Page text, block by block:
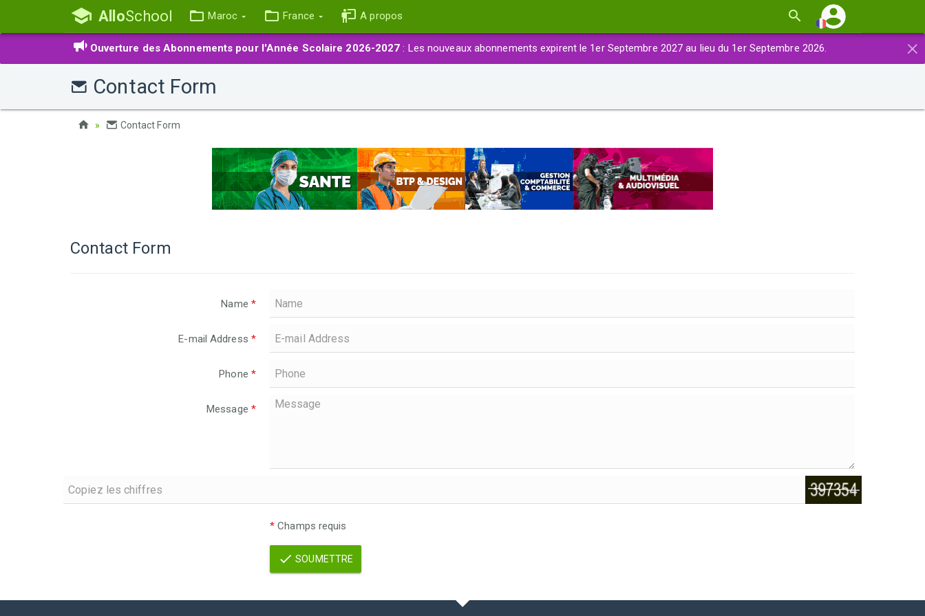
AlloSchool Maroc France A propos
×
Ouverture des Abonnements pour l'Année Scolaire 2026-2027 : Les nouveaux abonnements expirent le 1er Septembre 2027 au lieu du 1er Septembre 2026.
Contact Form
Contact Form
Contact Form
Name *
E-mail Address *
Phone *
Message *
* Champs requis
SOUMETTRE